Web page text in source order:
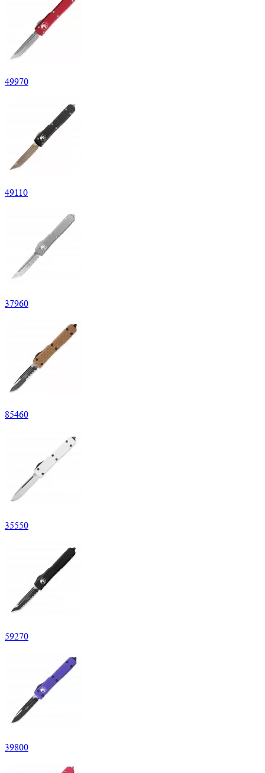
49970
49110
37960
85460
35550
59270
39800